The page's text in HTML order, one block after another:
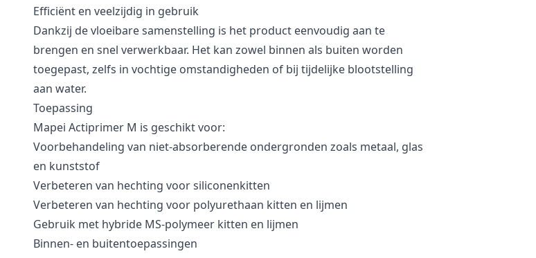
Efficiënt en veelzijdig in gebruik
Dankzij de vloeibare samenstelling is het product eenvoudig aan te
brengen en snel verwerkbaar. Het kan zowel binnen als buiten worden
toegepast, zelfs in vochtige omstandigheden of bij tijdelijke blootstelling
aan water.
Toepassing
Mapei Actiprimer M is geschikt voor:
Voorbehandeling van niet-absorberende ondergronden zoals metaal, glas
en kunststof
Verbeteren van hechting voor siliconenkitten
Verbeteren van hechting voor polyurethaan kitten en lijmen
Gebruik met hybride MS-polymeer kitten en lijmen
Binnen- en buitentoepassingen